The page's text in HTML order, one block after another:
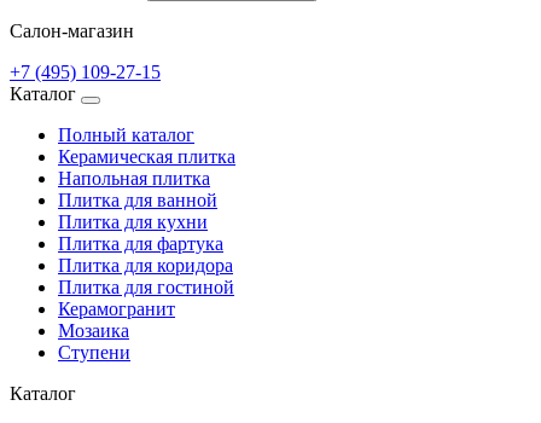
Салон-магазин
+7 (495) 109-27-15
Каталог
Полный каталог
Керамическая плитка
Напольная плитка
Плитка для ванной
Плитка для кухни
Плитка для фартука
Плитка для коридора
Плитка для гостиной
Керамогранит
Мозаика
Ступени
Каталог